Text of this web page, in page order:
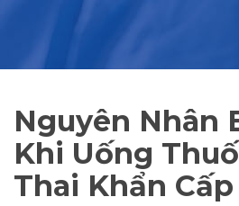
Nguyên Nhân
Khi Uống
Thai Khẩn Cấp